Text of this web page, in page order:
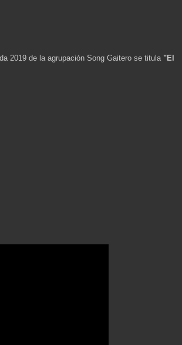
2019 de la agrupación Song Gaitero se titula "El